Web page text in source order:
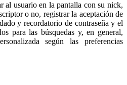
al usuario en la pantalla con su nick,
o no, registrar la aceptación de
y recordatorio de contraseña y el
para las búsquedas y, en general,
según las preferencias